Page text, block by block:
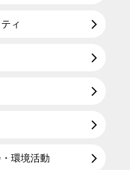
ィ
環境活動